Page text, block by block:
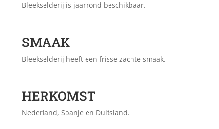
Bleekselderij is jaarrond beschikbaar.
SMAAK
Bleekselderij heeft een frisse zachte smaak.
HERKOMST
Nederland, Spanje en Duitsland.